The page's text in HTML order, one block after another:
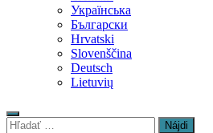
Українська
Български
Hrvatski
Slovenščina
Deutsch
Lietuvių
Hľadať: